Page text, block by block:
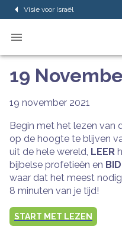
Visie voor Israël
19
19 november 2021
Begin met het lezen van
op de hoogte te blijven
uit de hele wereld, LEER
bijbelse profetieën en BID
waar dat het meest
8 minuten van je tijd!
START MET LEZEN